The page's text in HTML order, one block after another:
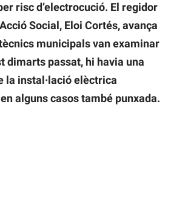
risc d’electrocució. El regidor
Social, Eloi Cortés, avança
municipals van examinar
dimarts passat, hi havia una
la instal·lació elèctrica
alguns casos també punxada.